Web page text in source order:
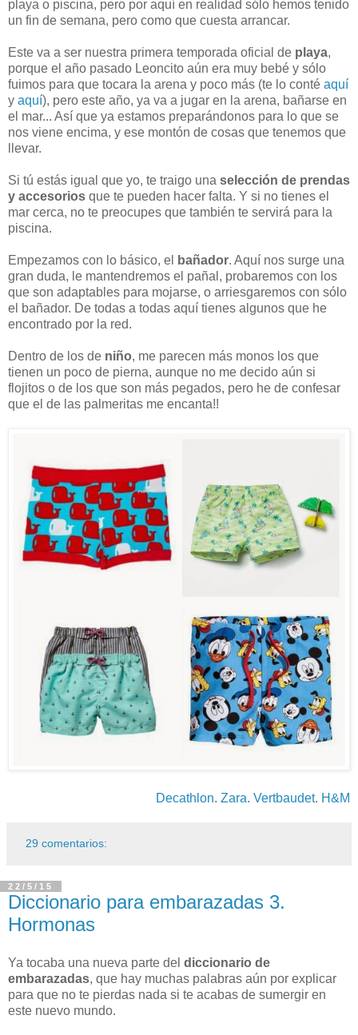
playa o piscina, pero por aquí en realidad sólo hemos tenido
un fin de semana, pero como que cuesta arrancar.
Este va a ser nuestra primera temporada oficial de playa,
porque el año pasado Leoncito aún era muy bebé y sólo
fuimos para que tocara la arena y poco más (te lo conté aquí
y aquí), pero este año, ya va a jugar en la arena, bañarse en
el mar... Así que ya estamos preparándonos para lo que se
nos viene encima, y ese montón de cosas que tenemos que
llevar.
Si tú estás igual que yo, te traigo una selección de prendas
y accesorios que te pueden hacer falta. Y si no tienes el
mar cerca, no te preocupes que también te servirá para la
piscina.
Empezamos con lo básico, el bañador. Aquí nos surge una
gran duda, le mantendremos el pañal, probaremos con los
que son adaptables para mojarse, o arriesgaremos con sólo
el bañador. De todas a todas aquí tienes algunos que he
encontrado por la red.
Dentro de los de niño, me parecen más monos los que
tienen un poco de pierna, aunque no me decido aún si
flojitos o de los que son más pegados, pero he de confesar
que el de las palmeritas me encanta!!
Decathlon. Zara. Vertbaudet. H&M
29 comentarios:
22/5/15
Diccionario para embarazadas 3.
Hormonas
Ya tocaba una nueva parte del diccionario de
embarazadas, que hay muchas palabras aún por explicar
para que no te pierdas nada si te acabas de sumergir en
este nuevo mundo.